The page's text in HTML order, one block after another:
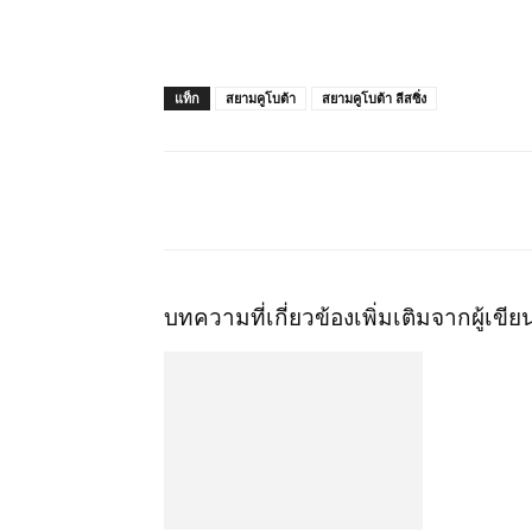
แท็ก สยามคูโบต้า สยามคูโบต้า ลีสซิ่ง
บทความที่เกี่ยวข้องเพิ่มเติมจากผู้เขีย